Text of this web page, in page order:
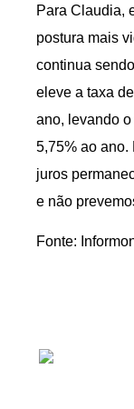
Para Claudia,
postura mais
continua
eleve a taxa
ano, levando
5,75% ao ano.
juros
e não
Fonte: